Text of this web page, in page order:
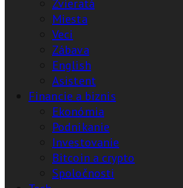
Zvieratá
Miesta
Veci
Zábava
English
Asistent
Financie a biznis
Ekonómia
Podnikanie
Investovanie
Bitcoin a crypto
Spoločnosti